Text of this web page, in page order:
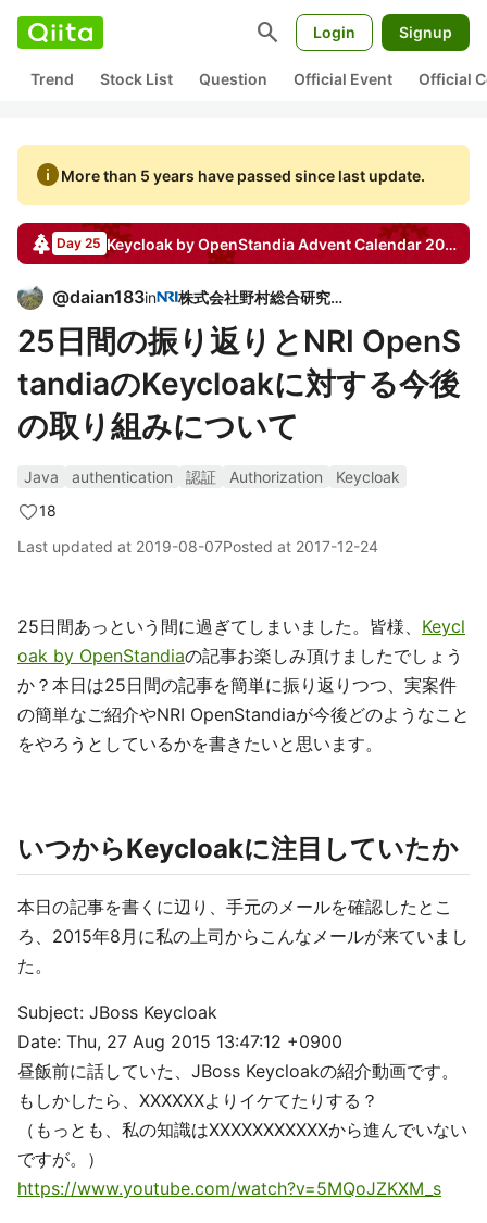
search Login Signup
Trend Stock List Question Official Event Official
infoMore than 5 years have passed since last update.
Day 25 Keycloak by OpenStandiaAdvent Calendar 2017
@daian183in 株式会社野村総合研究所
25日間の振り返りとNRI OpenS
tandiaのKeycloakに対する今後
の取り組みについて
Java authentication 認証 Authorization
Keycloak
18
Last updated at 2019-08-07Posted at 2017-12-24
25日間あっという間に過ぎてしまいました。皆様、 Keycl
oak by OpenStandiaの記事お楽しみ頂けましたでしょう
か？本日は25日間の記事を簡単に振り返りつつ、実案件
の簡単なご紹介やNRI OpenStandiaが今後どのようなこと
をやろうとしているかを書きたいと思います。
いつからKeycloakに注目していたか
本日の記事を書くに辺り、手元のメールを確認したとこ
ろ、2015年8月に私の上司からこんなメールが来ていまし
た。
Subject: JBoss Keycloak
Date: Thu, 27 Aug 2015 13:47:12 +0900
昼飯前に話していた、JBoss Keycloakの紹介動画です。
もしかしたら、XXXXXXよりイケてたりする？
（もっとも、私の知識はXXXXXXXXXXXから進んでいない
ですが。）
https://www.youtube.com/watch?v=5MQoJZKXM_s